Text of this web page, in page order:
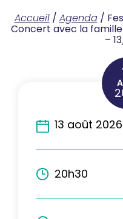
Accueil/ Agenda/
Concert avec la
–
13 août 2026
20h30